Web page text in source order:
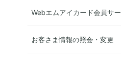
Webエムアイカード会員サ
お客さま情報の照会・変更